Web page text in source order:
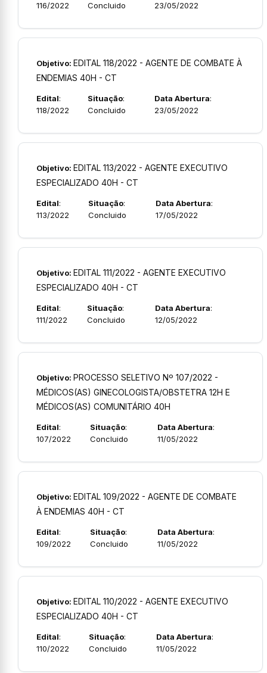
116/2022
Concluido
23/05/2022
Objetivo: EDITAL 118/2022 - AGENTE DE COMBATE À
ENDEMIAS 40H - CT
Edital:
118/2022
Situação:
Concluido
Data Abertura:
23/05/2022
Objetivo: EDITAL 113/2022 - AGENTE EXECUTIVO
ESPECIALIZADO 40H - CT
Edital:
113/2022
Situação:
Concluido
Data Abertura:
17/05/2022
Objetivo: EDITAL 111/2022 - AGENTE EXECUTIVO
ESPECIALIZADO 40H - CT
Edital:
111/2022
Situação:
Concluido
Data Abertura:
12/05/2022
Objetivo: PROCESSO SELETIVO Nº 107/2022 -
MÉDICOS(AS) GINECOLOGISTA/OBSTETRA 12H E
MÉDICOS(AS) COMUNITÁRIO 40H
Edital:
107/2022
Situação:
Concluido
Data Abertura:
11/05/2022
Objetivo: EDITAL 109/2022 - AGENTE DE COMBATE
À ENDEMIAS 40H - CT
Edital:
109/2022
Situação:
Concluido
Data Abertura:
11/05/2022
Objetivo: EDITAL 110/2022 - AGENTE EXECUTIVO
ESPECIALIZADO 40H - CT
Edital:
110/2022
Situação:
Concluido
Data Abertura:
11/05/2022